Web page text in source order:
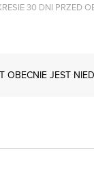
30 DNI PRZED
OBECNIE JEST